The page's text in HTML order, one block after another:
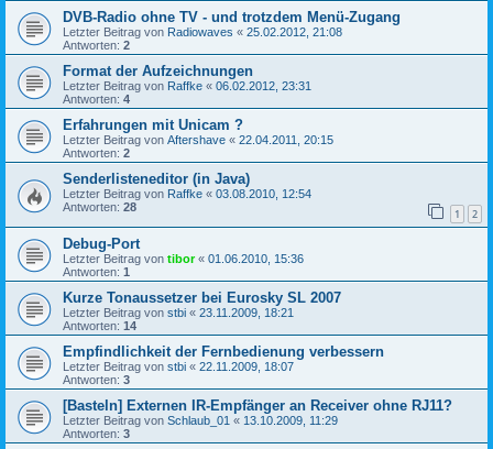
DVB-Radio ohne TV - und trotzdem Menü-Zugang
Letzter Beitrag von Radiowaves « 25.02.2012, 21:08
Antworten: 2
Format der Aufzeichnungen
Letzter Beitrag von Raffke « 06.02.2012, 23:31
Antworten: 4
Erfahrungen mit Unicam ?
Letzter Beitrag von Aftershave « 22.04.2011, 20:15
Antworten: 2
Senderlisteneditor (in Java)
Letzter Beitrag von Raffke « 03.08.2010, 12:54
Antworten: 28 1 2
Debug-Port
Letzter Beitrag von tibor« 01.06.2010, 15:36
Antworten: 1
Kurze Tonaussetzer bei Eurosky SL 2007
Letzter Beitrag von stbi « 23.11.2009, 18:21
Antworten: 14
Empfindlichkeit der Fernbedienung verbessern
Letzter Beitrag von stbi « 22.11.2009, 18:07
Antworten: 3
[Basteln] Externen IR-Empfänger an Receiver ohne RJ11?
Letzter Beitrag von Schlaub_01 « 13.10.2009, 11:29
Antworten: 3